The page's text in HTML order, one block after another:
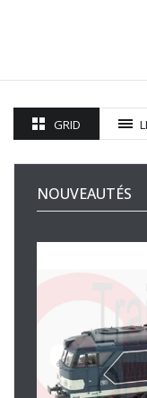
GRID
NOUVEAUTÉS